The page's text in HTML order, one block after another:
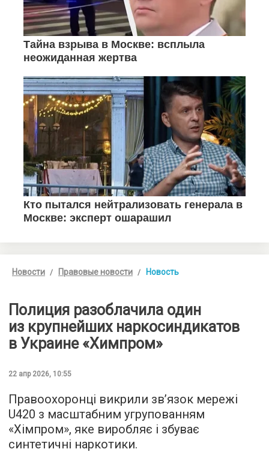
Новости Правовые новости Новость
Полиция разоблачила один
из крупнейших наркосиндикатов
в Украине «Химпром»
22 апр 2026, 10:55
Правоохоронці викрили зв’язок мережі
U420 з масштабним угрупованням
«Хімпром», яке виробляє і збуває
синтетичні наркотики.